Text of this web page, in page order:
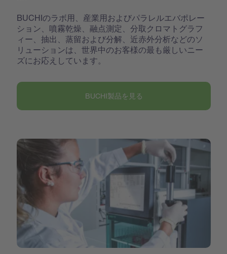
BUCHIのラボ用、産業用およびパラレルエバポレー
ション、噴霧乾燥、融点測定、分取クロマトグラフ
ィー、抽出、蒸留および分解、近赤外分析などのソ
リューションは、世界中のお客様の最も厳しいニー
ズにお応えしています。
BUCHI製品を見る